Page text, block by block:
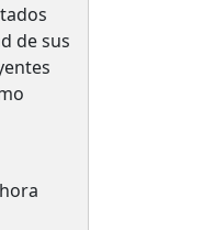
de sus